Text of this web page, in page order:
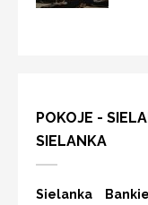
POKOJE -
SIELANKA
Sielanka